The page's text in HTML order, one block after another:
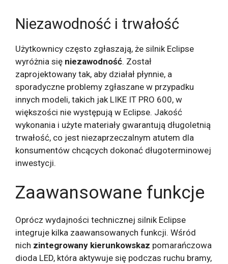
Niezawodność i trwałość
Użytkownicy często zgłaszają, że silnik Eclipse
wyróżnia się niezawodność. Został
zaprojektowany tak, aby działał płynnie, a
sporadyczne problemy zgłaszane w przypadku
innych modeli, takich jak LIKE IT PRO 600, w
większości nie występują w Eclipse. Jakość
wykonania i użyte materiały gwarantują długoletnią
trwałość, co jest niezaprzeczalnym atutem dla
konsumentów chcących dokonać długoterminowej
inwestycji.
Zaawansowane funkcje
Oprócz wydajności technicznej silnik Eclipse
integruje kilka zaawansowanych funkcji. Wśród
nich zintegrowany kierunkowskaz pomarańczowa
dioda LED, która aktywuje się podczas ruchu bramy,